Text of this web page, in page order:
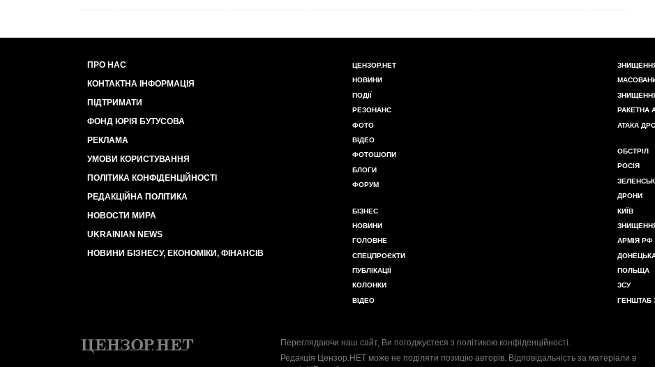
ПРО НАС
КОНТАКТНА ІНФОРМАЦІЯ
ПІДТРИМАТИ
ФОНД ЮРІЯ БУТУСОВА
РЕКЛАМА
УМОВИ КОРИСТУВАННЯ
ПОЛІТИКА КОНФІДЕНЦІЙНОСТІ
РЕДАКЦІЙНА ПОЛІТИКА
НОВОСТИ МИРА
UKRAINIAN NEWS
НОВИНИ БІЗНЕСУ, ЕКОНОМІКИ, ФІНАНСІВ
ЦЕНЗОР.НЕТ
НОВИНИ
ПОДІЇ
РЕЗОНАНС
ФОТО
ВІДЕО
ФОТОШОПИ
БЛОГИ
ФОРУМ
БІЗНЕС
НОВИНИ
ГОЛОВНЕ
СПЕЦПРОЄКТИ
ПУБЛІКАЦІЇ
КОЛОНКИ
ВІДЕО
РАКЕТНА
АТАКА
ОБСТРІЛ
РОСІЯ
ДРОНИ
КИЇВ
АРМІЯ РФ
ПОЛЬЩА
ЗСУ
ГЕНШТАБ
Переглядаючи наш сайт, Ви погоджуєтеся з політикою конфіденційності.
Редакція Цензор.НЕТ може не поділяти позицію авторів. Відповідальність за матеріали в